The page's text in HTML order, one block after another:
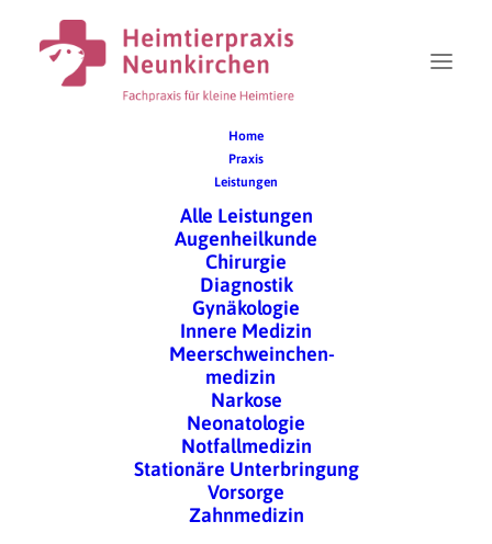
Home
Praxis
Leistungen
Alle Leistungen
Augenheilkunde
Chirurgie
Diagnostik
Gynäkologie
Innere Medizin
Meerschweinchen-
medizin
Narkose
Neonatologie
Notfallmedizin
Stationäre Unterbringung
Vorsorge
Zahnmedizin
Überweiser-Formuar
Angaben
Besitzer*in